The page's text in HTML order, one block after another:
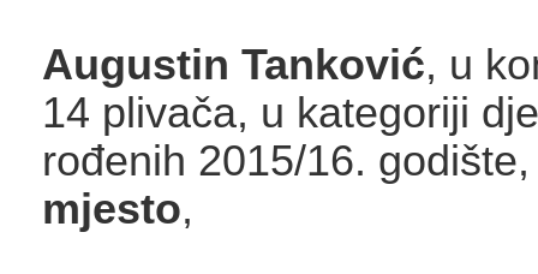
Augustin Tanković, u
14 plivača, u kategoriji
rođenih 2015/16.
mjesto,